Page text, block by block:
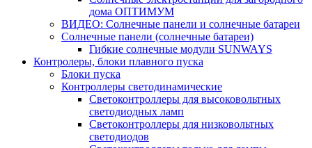
дома ОПТИМУМ
ВИДЕО: Солнечные панели и солнечные батареи
Солнечные панели (солнечные батареи)
Гибкие солнечные модули SUNWAYS
Контролеры, блоки плавного пуска
Блоки пуска
Контроллеры светодинамические
Светоконтроллеры для высоковольтных
светодиодных ламп
Светоконтроллеры для низковольтных
светодиодов